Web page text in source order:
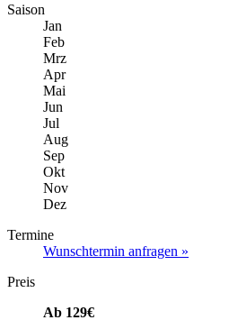
Saison
Jan
Feb
Mrz
Apr
Mai
Jun
Jul
Aug
Sep
Okt
Nov
Dez
Termine
Wunschtermin anfragen »
Preis
Ab 129€